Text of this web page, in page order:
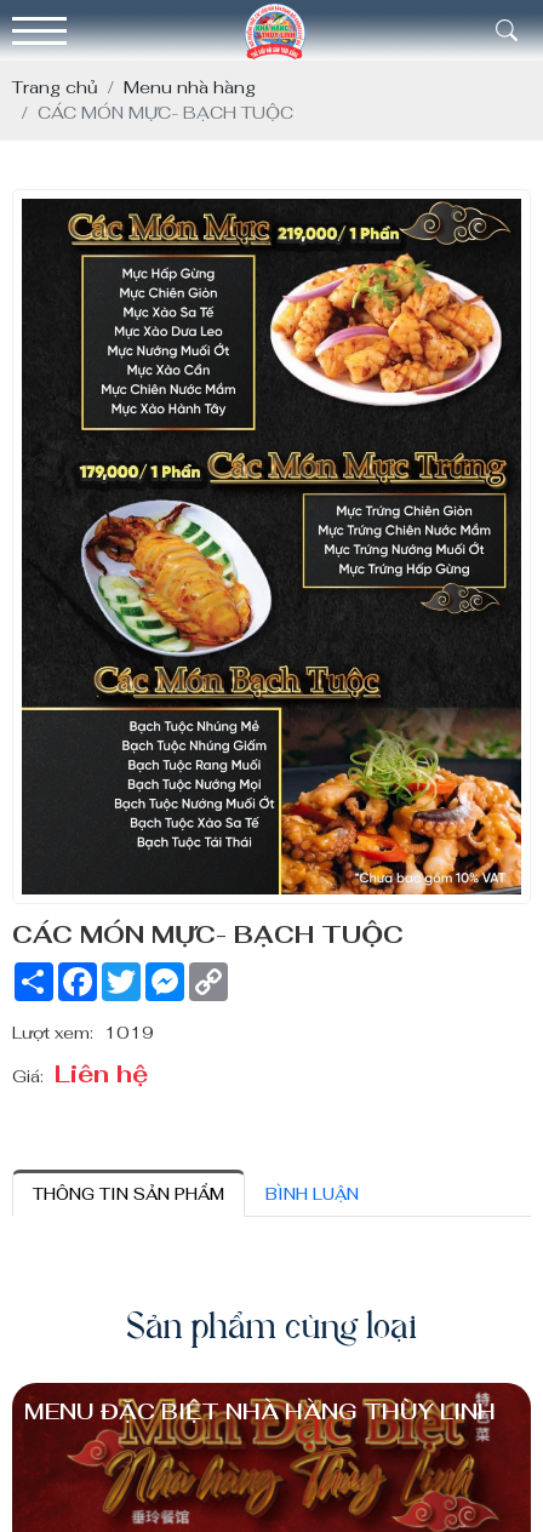
Trang chủ
Menu nhà hàng
CÁC MÓN MỰC- BẠCH TUỘC
CÁC MÓN MỰC- BẠCH TUỘC
ShareFacebook
TwitterMessenger
Lượt xem:
1019
Giá:
Liên hệ
THÔNG TIN SẢN PHẨM BÌNH LUẬN
Sản phẩm cùng loại
MENU ĐẶC BIỆT NHÀ HÀNG THÙY LINH